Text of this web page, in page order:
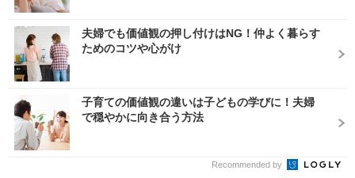
夫婦でも価値観の押し付けはNG！仲よく暮らす
ためのコツや心がけ
子育ての価値観の違いは子どもの学びに！夫婦
で穏やかに向き合う方法
Recommended by